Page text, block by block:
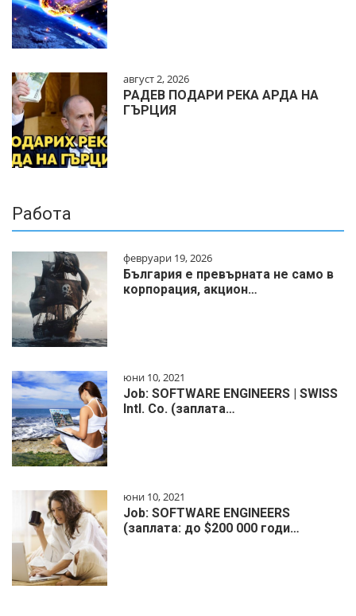
август 2, 2026
РАДЕВ ПОДАРИ РЕКА АРДА НА
ГЪРЦИЯ
Работа
февруари 19, 2026
България е превърната не само в
корпорация, акцион…
юни 10, 2021
Job: SOFTWARE ENGINEERS | SWISS
Intl. Co. (заплата…
юни 10, 2021
Job: SOFTWARE ENGINEERS
(заплата: до $200 000 годи…